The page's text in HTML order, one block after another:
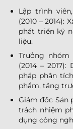
Lập trình
(2010 – 2014):
phát triển kỹ
liệu.
Trưởng
(2014 –
pháp phân
phẩm, tăng
Giám đốc Sản
trách nhiệm
dụng công